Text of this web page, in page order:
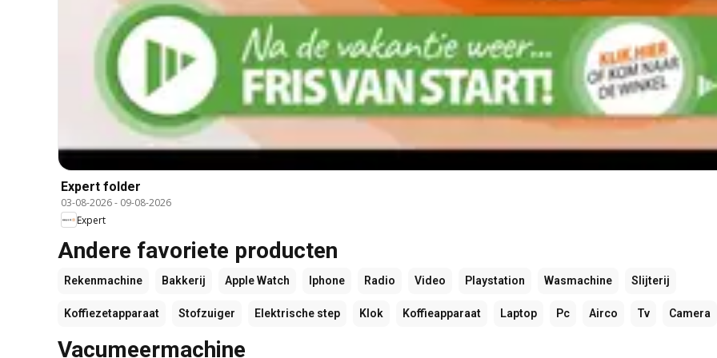
Expert folder
03-08-2026- 09-08-2026
Expert
Andere favoriete producten
Rekenmachine Bakkerij Apple Watch Iphone Radio Video Playstation Wasmachine Slijterij
Koffiezetapparaat Stofzuiger Elektrische step Klok Koffieapparaat Laptop Pc Airco Tv Camera
Vacumeermachine